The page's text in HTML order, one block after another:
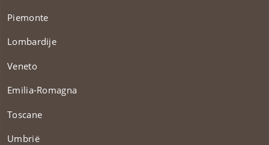
Piemonte
Lombardije
Veneto
Emilia-Romagna
Toscane
Umbrië